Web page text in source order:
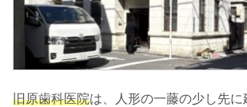
旧原歯科医院は、人形の一藤の少し先に